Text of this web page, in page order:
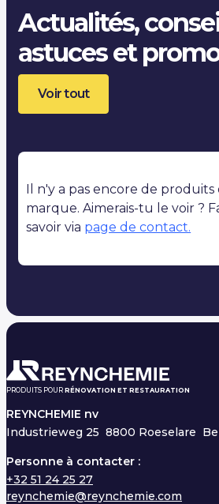
Actualités,
astuces et
Voir tout
Il n'y a pas encore de
marque. Aimerais-tu le voir ?
savoir via page de contact.
PRODUITS POUR RÉNOVATION ET RESTAURATION
REYNCHEMIE nv
Industrieweg 25 8800 Roeselare
Personne à contacter :
+32 51 24 25 27
reynchemie@reynchemie.com